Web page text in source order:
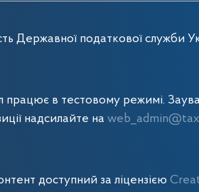
Державної податкової служби
працює в тестовому режимі.
надсилайте на
доступний за ліцензією